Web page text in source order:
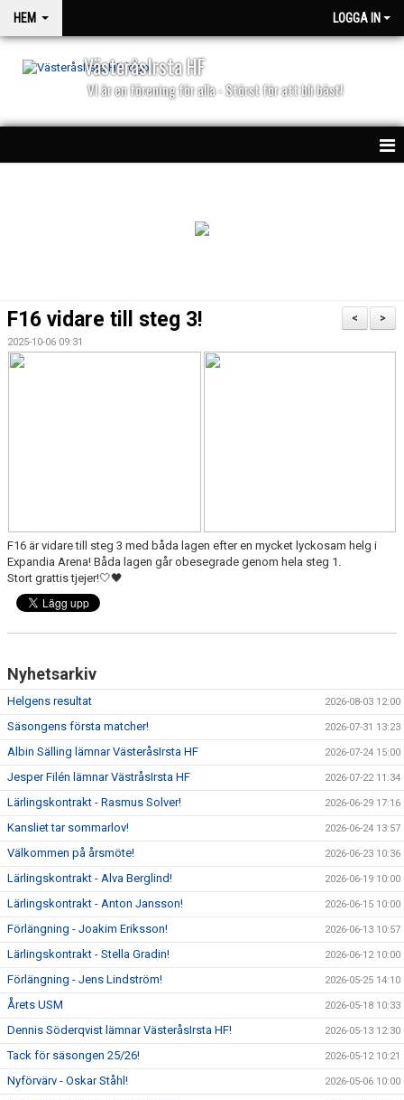
HEM LOGGA IN
VästeråsIrsta HF
VI är en förening för alla - Störst för att bli bäst!
MATCHER
>
<
F16 vidare till steg 3!
2025-10-06 09:31
F16 är vidare till steg 3 med båda lagen efter en mycket lyckosam helg i
Expandia Arena! Båda lagen går obesegrade genom hela steg 1.
Stort grattis tjejer!🤍🖤
Nyhetsarkiv
Helgens resultat 2026-08-03 12:00
Säsongens första matcher! 2026-07-31 13:23
Albin Sälling lämnar VästeråsIrsta HF 2026-07-24 15:00
Jesper Filén lämnar VästråsIrsta HF 2026-07-22 11:34
Lärlingskontrakt - Rasmus Solver! 2026-06-29 17:16
Kansliet tar sommarlov! 2026-06-24 13:57
Välkommen på årsmöte! 2026-06-23 10:36
Lärlingskontrakt - Alva Berglind! 2026-06-19 10:00
Lärlingskontrakt - Anton Jansson! 2026-06-15 10:00
Förlängning - Joakim Eriksson! 2026-06-13 10:57
Lärlingskontrakt - Stella Gradin! 2026-06-12 10:00
Förlängning - Jens Lindström! 2026-05-25 14:10
Årets USM 2026-05-18 10:33
Dennis Söderqvist lämnar VästeråsIrsta HF! 2026-05-13 12:30
Tack för säsongen 25/26! 2026-05-12 10:21
Nyförvärv - Oskar Ståhl! 2026-05-06 10:00